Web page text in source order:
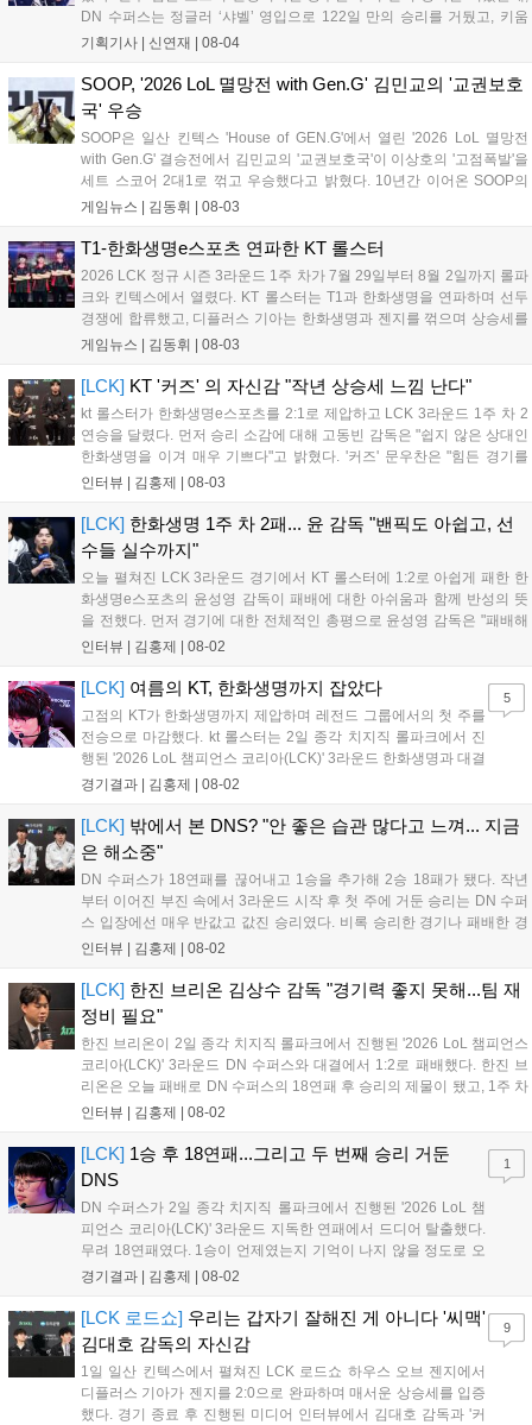
DN 수퍼스는 정글러 ‘샤벨’ 영입으로 122일 만의 승리를 거뒀고, 키움
DRX는 ‘에이밍’ 합류 후 즉각적인 승리를 따냈다. kt 롤스터는 내부 갈등
불식시켰다. 오는 5일부터 3라운드 2주 차가 시작되는 가운데, 변화를
준 팀들이 상승세를 이어갈지 주목된다....
기획기사 | 신연재 | 08-04
SOOP, '2026 LoL 멸망전 with Gen.G' 김민교의 '교권보호
국' 우승
SOOP은 일산 킨텍스 'House of GEN.G'에서 열린 '2026 LoL 멸망전
with Gen.G' 결승전에서 김민교의 '교권보호국'이 이상호의 '고점폭발'을
세트 스코어 2대1로 꺾고 우승했다고 밝혔다. 10년간 이어온 SOOP의
대표 e스포츠 콘텐츠인 멸망전은 스트리머들이 팀을 구성해 대결하는
국은 상금 2,500만 원과 젠지 선수 합동 방송 기회를 얻었으며, 파이널
성황리에 종료되었다....
게임뉴스 | 김동휘 | 08-03
T1-한화생명e스포츠 연파한 KT 롤스터
2026 LCK 정규 시즌 3라운드 1주 차가 7월 29일부터 8월 2일까지 롤파
크와 킨텍스에서 열렸다. KT 롤스터는 T1과 한화생명을 연파하며 선두
경쟁에 합류했고, 디플러스 기아는 한화생명과 젠지를 꺾으며 상승세를
입증했다. 라이즈 그룹에서는 농심 레드포스가 유일하게 2연승을 기록
이번 주 차에는 루시드의 통산 2,000어시스트와 리헨즈의 통산 500킬
게임뉴스 | 김동휘 | 08-03
[LCK] KT '커즈' 의 자신감 "작년 상승세 느낌 난다"
kt 롤스터가 한화생명e스포츠를 2:1로 제압하고 LCK 3라운드 1주 차 2
연승을 달렸다. 먼저 승리 소감에 대해 고동빈 감독은 "쉽지 않은 상대인
한화생명을 이겨 매우 기쁘다"고 밝혔다. '커즈' 문우찬은 "힘든 경기를
예상했고 실제로도 쉽지 않았지만, 우리의 장점을 잘 살려 승리해 기분
인터뷰 | 김홍제 | 08-03
[LCK] 한화생명 1주 차 2패... 윤 감독 "밴픽도 아쉽고, 선
수들 실수까지"
오늘 펼쳐진 LCK 3라운드 경기에서 KT 롤스터에 1:2로 아쉽게 패한 한
화생명e스포츠의 윤성영 감독이 패배에 대한 아쉬움과 함께 반성의 뜻
을 전했다. 먼저 경기에 대한 전체적인 총평으로 윤성영 감독은 "패배해
서 아쉽지만, 부족한 부분을 잘 보완해 다음 경기에서는 반드시 승리하
소 아쉬...
인터뷰 | 김홍제 | 08-02
[LCK] 여름의 KT, 한화생명까지 잡았다
고점의 KT가 한화생명까지 제압하며 레전드 그룹에서의 첫 주를
전승으로 마감했다. kt 롤스터는 2일 종각 치지직 롤파크에서 진
행된 '2026 LoL 챔피언스 코리아(LCK)' 3라운드 한화생명과 대결
에서 2:1로 승리하며 상승세를 이어가게 됐다. kt 롤스터는 초반에
다. 그리고 KT는 탑에서...
경기결과 | 김홍제 | 08-02
5
[LCK] 밖에서 본 DNS? "안 좋은 습관 많다고 느껴... 지금
은 해소중"
DN 수퍼스가 18연패를 끊어내고 1승을 추가해 2승 18패가 됐다. 작년
부터 이어진 부진 속에서 3라운드 시작 후 첫 주에 거둔 승리는 DN 수퍼
스 입장에선 매우 반값고 값진 승리였다. 비록 승리한 경기나 패배한 경
기에서 여전히 아쉬운 점도 있었지만, 오랜만에 거둔 승리였기 때문에
다"고...
인터뷰 | 김홍제 | 08-02
[LCK] 한진 브리온 김상수 감독 "경기력 좋지 못해...팀 재
정비 필요"
한진 브리온이 2일 종각 치지직 롤파크에서 진행된 '2026 LoL 챔피언스
코리아(LCK)' 3라운드 DN 수퍼스와 대결에서 1:2로 패배했다. 한진 브
리온은 오늘 패배로 DN 수퍼스의 18연패 후 승리의 제물이 됐고, 1주 차
에 2패를 당하며 좋지 못한 출발을 알렸다. 이하 한진 브리온 김상수 감
인터뷰 | 김홍제 | 08-02
[LCK] 1승 후 18연패...그리고 두 번째 승리 거둔
DNS
DN 수퍼스가 2일 종각 치지직 롤파크에서 진행된 '2026 LoL 챔
피언스 코리아(LCK)' 3라운드 지독한 연패에서 드디어 탈출했다.
무려 18연패였다. 1승이 언제였는지 기억이 나지 않을 정도로 오
래전이 맛봤던 승리의 달콤함을 3라운드 시작 후 두 번째 경기만
기록했고, DNS는 미드 전...
경기결과 | 김홍제 | 08-02
1
[LCK 로드쇼] 우리는 갑자기 잘해진 게 아니다 '씨맥'
김대호 감독의 자신감
1일 일산 킨텍스에서 펼쳐진 LCK 로드쇼 하우스 오브 젠지에서
디플러스 기아가 젠지를 2:0으로 완파하며 매서운 상승세를 입증
했다. 경기 종료 후 진행된 미디어 인터뷰에서 김대호 감독과 '커
9